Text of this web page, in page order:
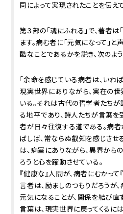
同によって実現されたことを伝え
第３部の「魂にふれる」で、著者
ます。病む者に「元気になって」
酷なことであるかを説き、次のよ
「余命を感じている病者は、いわ
現実世界にありながら、実在の
いる。それは古代の哲学者たちが
る地平であり、詩人たちが言葉を
者が日々往復する道である。病
ばしば、常ならぬ叡知を感じさせ
は、病室にありながら、異界から
ろうと心を躍動させている。
『健康な』人間が、病者にむかって
言者は、励ましのつもりだろうが
元気になることが、関係を結び直
言葉は、現実世界に戻ってくるに